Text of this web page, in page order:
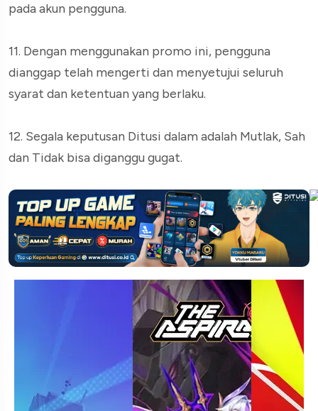
pada akun pengguna.
11. Dengan menggunakan promo ini, pengguna
dianggap telah mengerti dan menyetujui seluruh
syarat dan ketentuan yang berlaku.
12. Segala keputusan Ditusi dalam adalah Mutlak, Sah
dan Tidak bisa diganggu gugat.